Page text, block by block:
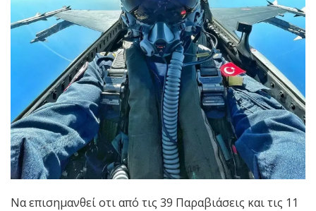
Να επισημανθεί οτι από τις 39 Παραβιάσεις και τις 11